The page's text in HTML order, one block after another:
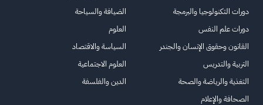
دورات التكنولوجيا والبرمجة
دورات علم النفس
القانون وحقوق الإنسان والجندر
التربية والتدريس
التغذية والرياضة والصحة
الصحافة والإعلام
الضيافة والسياحة
العلوم
السياسة والاقتصاد
العلوم الاجتماعية
الدين والفلسفة